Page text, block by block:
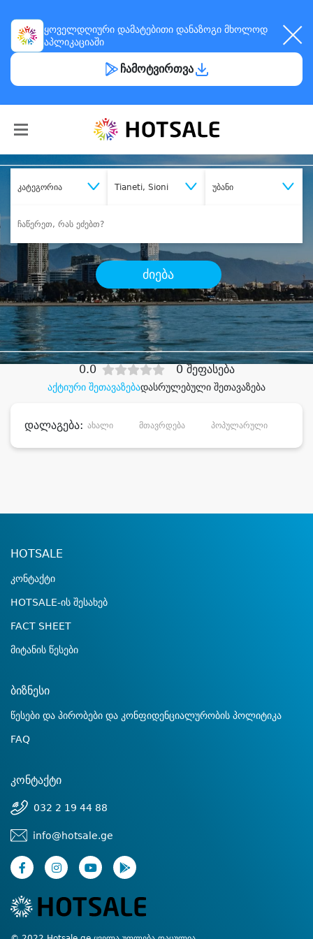
ყოველდღიური დამატებითი დანაზოგი მხოლოდ
აპლიკაციაში
ჩამოტვირთვა
კატეგორია Tianeti, Sioni უბანი
ძიება
შეიძინესასურველი მომსახურება
დიდი დანაზოგით
აქტიური შეთავაზებადასრულებული შეთავაზება
0.0 0 შეფასება
დალაგება: ახალი მთავრდება პოპულარული
HOTSALE
კონტაქტი
HOTSALE-ის შესახებ
FACT SHEET
მიტანის წესები
ბიზნესი
წესები და პირობები და კონფიდენციალურობის პოლიტიკა
FAQ
კონტაქტი
032 2 19 44 88
info@hotsale.ge